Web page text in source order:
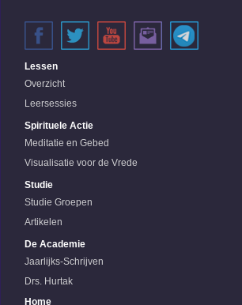
Lessen
Overzicht
Leersessies
Spirituele Actie
Meditatie en Gebed
Visualisatie voor de Vrede
Studie
Studie Groepen
Artikelen
De Academie
Jaarlijks-Schrijven
Drs. Hurtak
Home